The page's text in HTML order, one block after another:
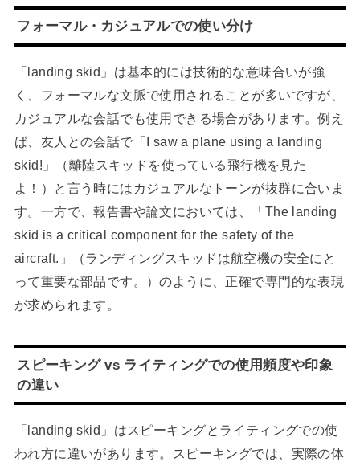
フォーマル・カジュアルでの使い分け
「landing skid」は基本的には技術的な意味合いが強
く、フォーマルな文脈で使用されることが多いですが、
カジュアルな会話でも使用できる場合があります。例え
ば、友人との会話で「I saw a plane using a landing
skid!」（離陸スキッドを使っている飛行機を見た
よ！）と言う時にはカジュアルなトーンが抜群に合いま
す。一方で、報告書や論文においては、「The landing
skid is a critical component for the safety of the
aircraft.」（ランディングスキッドは航空機の安全にと
って重要な部品です。）のように、正確で専門的な表現
が求められます。
スピーキング vs ライティングでの使用頻度や印象
の違い
「landing skid」はスピーキングとライティングでの使
われ方に違いがあります。スピーキングでは、実際の体